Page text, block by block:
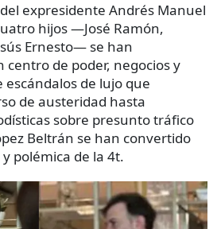
expresidente Andrés Manuel
hijos —José Ramón,
Ernesto— se han
centro de poder, negocios y
escándalos de lujo que
de austeridad hasta
sobre presunto tráfico
Beltrán se han convertido
polémica de la 4t.